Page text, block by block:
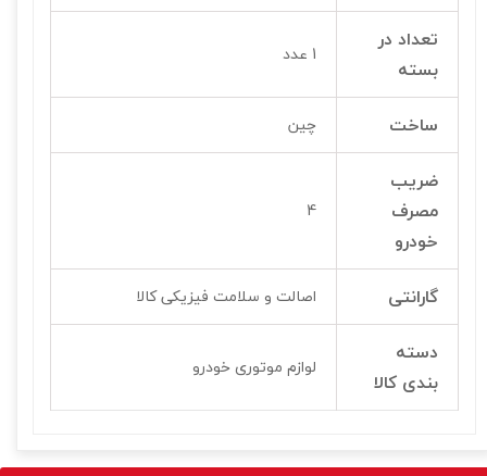
تعداد در
بسته
1 عدد
ساخت چین
ضریب
مصرف
خودرو
4
گارانتی اصالت و سلامت فیزیکی کالا
دسته
بندی کالا
لوازم موتوری خودرو